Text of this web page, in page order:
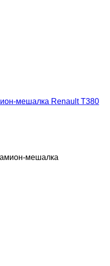
мешалка Renault T380
мешалка